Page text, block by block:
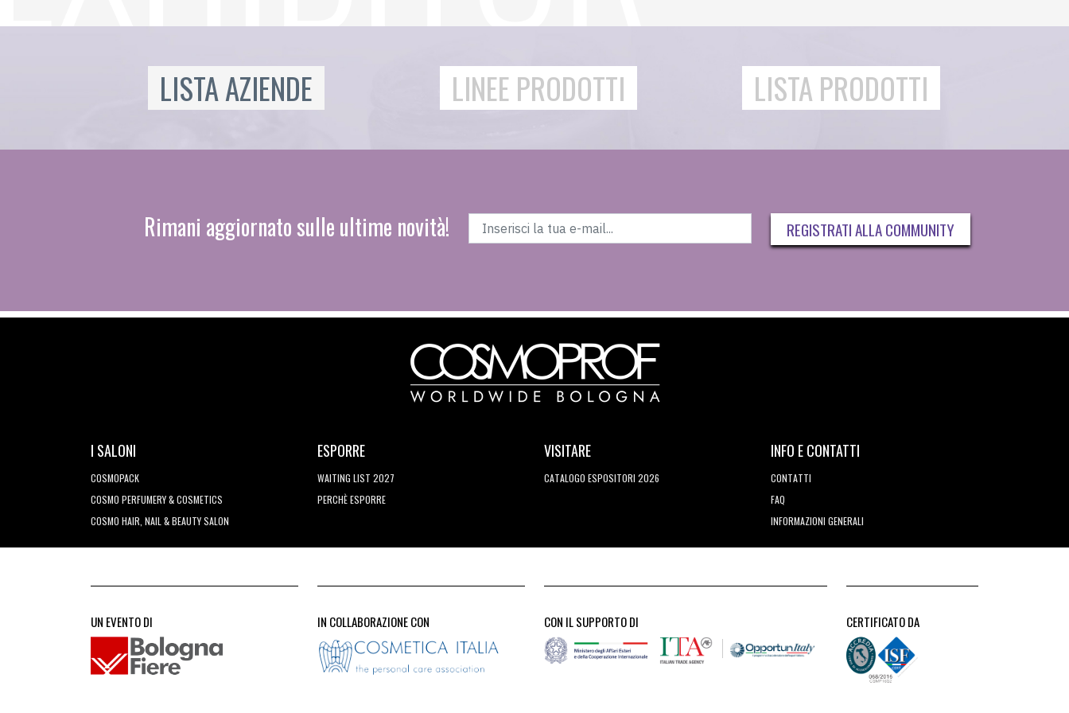
LISTA AZIENDE LINEE PRODOTTI LISTA PRODOTTI
Rimani aggiornato sulle ultime novità! REGISTRATI ALLA COMMUNITY
I SALONI
COSMOPACK
COSMO PERFUMERY & COSMETICS
COSMO HAIR, NAIL & BEAUTY SALON
ESPORRE
WAITING LIST 2027
PERCHÈ ESPORRE
VISITARE
CATALOGO ESPOSITORI 2026
INFO E CONTATTI
CONTATTI
FAQ
INFORMAZIONI GENERALI
UN EVENTO DI IN COLLABORAZIONE CON CON IL SUPPORTO DI CERTIFICATO DA